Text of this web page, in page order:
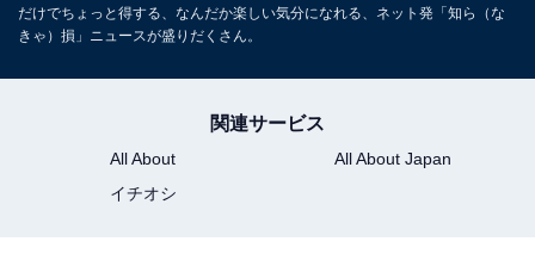
だけでちょっと得する、なんだか楽しい気分になれる、ネット発「知ら（な
きゃ）損」ニュースが盛りだくさん。
関連サービス
All About
All About Japan
イチオシ